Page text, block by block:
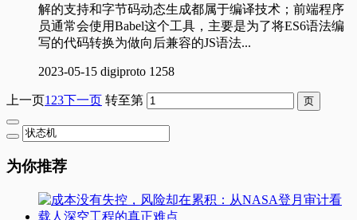
解的支持和字节码动态生成都属于编译技术；前端程序
员通常会使用Babel这个工具，主要是为了将ES6语法编
写的代码转换为做向后兼容的JS语法...
2023-05-15 digiproto 1258
上一页1 23下一页 转至第
为你推荐